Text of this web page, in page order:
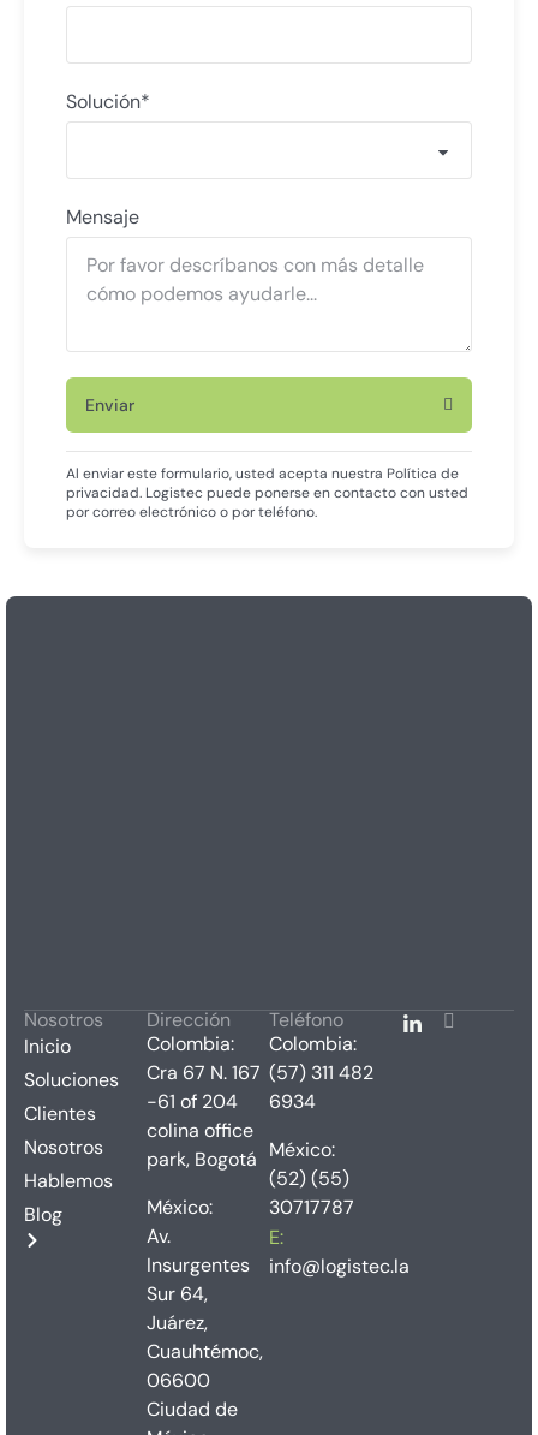
Solución*
Mensaje
Enviar
Al enviar este formulario, usted acepta nuestra Política de
privacidad. Logistec puede ponerse en contacto con usted
por correo electrónico o por teléfono.
Nosotros
Inicio
Soluciones
Clientes
Nosotros
Hablemos
Blog
Dirección
Colombia:
Cra 67 N. 167
-61 of 204
colina office
park, Bogotá
México:
Av.
Insurgentes
Sur 64,
Juárez,
Cuauhtémoc,
06600
Ciudad de
Teléfono
Colombia:
(57) 311 482
6934
México:
(52) (55)
30717787
E:
info@logistec.la